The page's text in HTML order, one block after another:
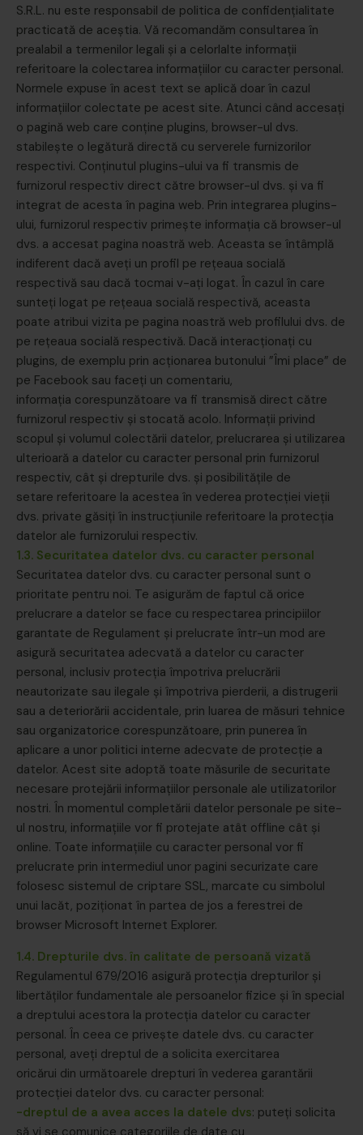
S.R.L. nu este responsabil de politica de confidenţialitate
practicată de aceştia. Vă recomandăm consultarea în
prealabil a termenilor legali şi a celorlalte informaţii
referitoare la colectarea informaţiilor cu caracter personal.
Normele expuse în acest text se aplică doar în cazul
informaţiilor colectate pe acest site. Atunci când accesați
o pagină web care conține plugins, browser-ul dvs.
stabilește o legătură directă cu serverele furnizorilor
respectivi. Conținutul plugins-ului va fi transmis de
furnizorul respectiv direct către browser-ul dvs. și va fi
integrat de acesta în pagina web. Prin integrarea plugins-
ului, furnizorul respectiv primește informația că browser-ul
dvs. a accesat pagina noastră web. Aceasta se întâmplă
indiferent dacă aveți un profil pe rețeaua socială
respectivă sau dacă tocmai v-ați logat. În cazul în care
sunteți logat pe rețeaua socială respectivă, aceasta
poate atribui vizita pe pagina noastră web profilului dvs. de
pe rețeaua socială respectivă. Dacă interacționați cu
plugins, de exemplu prin acționarea butonului ”Îmi place” de
pe Facebook sau faceți un comentariu,
informația corespunzătoare va fi transmisă direct către
furnizorul respectiv și stocată acolo. Informații privind
scopul și volumul colectării datelor, prelucrarea și utilizarea
ulterioară a datelor cu caracter personal prin furnizorul
respectiv, cât și drepturile dvs. și posibilitățile de
setare referitoare la acestea în vederea protecției vieții
dvs. private găsiți în instrucțiunile referitoare la protecția
datelor ale furnizorului respectiv.
1.3. Securitatea datelor dvs. cu caracter personal
Securitatea datelor dvs. cu caracter personal sunt o
prioritate pentru noi. Te asigurăm de faptul că orice
prelucrare a datelor se face cu respectarea principiilor
garantate de Regulament și prelucrate într-un mod are
asigură securitatea adecvată a datelor cu caracter
personal, inclusiv protecția împotriva prelucrării
neautorizate sau ilegale și împotriva pierderii, a distrugerii
sau a deteriorării accidentale, prin luarea de măsuri tehnice
sau organizatorice corespunzătoare, prin punerea în
aplicare a unor politici interne adecvate de protecție a
datelor. Acest site adoptă toate măsurile de securitate
necesare protejării informaţiilor personale ale utilizatorilor
nostri. În momentul completării datelor personale pe site-
ul nostru, informaţiile vor fi protejate atât offline cât şi
online. Toate informaţiile cu caracter personal vor fi
prelucrate prin intermediul unor pagini securizate care
folosesc sistemul de criptare SSL, marcate cu simbolul
unui lacăt, poziţionat în partea de jos a ferestrei de
browser Microsoft Internet Explorer.
1.4. Drepturile dvs. în calitate de persoană vizată
Regulamentul 679/2016 asigură protecția drepturilor și
libertăților fundamentale ale persoanelor fizice și în special
a dreptului acestora la protecția datelor cu caracter
personal. În ceea ce privește datele dvs. cu caracter
personal, aveți dreptul de a solicita exercitarea
oricărui din următoarele drepturi în vederea garantării
protecției datelor dvs. cu caracter personal:
-dreptul de a avea acces la datele dvs: puteți solicita
să vi se comunice categoriile de date cu